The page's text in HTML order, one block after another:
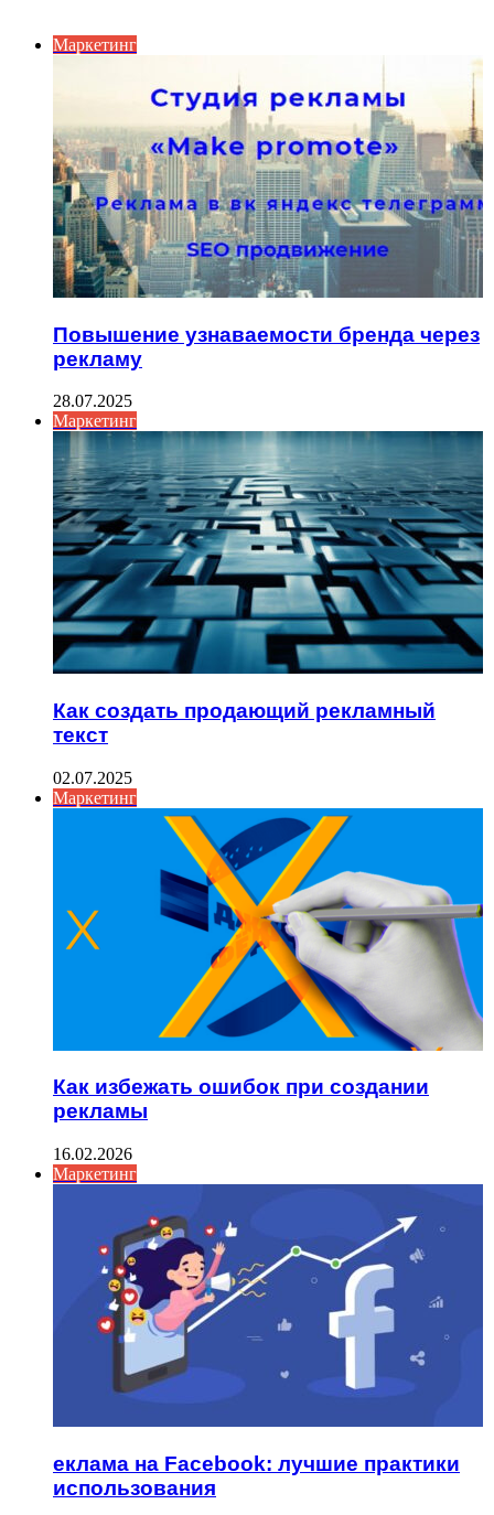
Маркетинг
Повышение узнаваемости бренда через
рекламу
28.07.2025
Маркетинг
Как создать продающий рекламный
текст
02.07.2025
Маркетинг
Как избежать ошибок при создании
рекламы
16.02.2026
Маркетинг
еклама на Facebook: лучшие практики
использования